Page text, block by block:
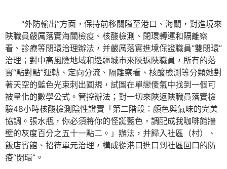
“外防輸出”方面，保持前移關隘至港口、海關，對進境來
陜職員嚴厲落實海關檢疫、核酸檢測、閉環轉運和隔離察
看、診療等閉環治理辦法，并嚴厲落實進境保證職員“雙閉環”
治理；對中高風險地域和邊疆城市來陜返陜職員，所有的落
實“點對點”運轉、定向分流、隔離察看、核酸檢測等分類她對
著天空的藍色光束刺出圓規，試圖在單戀傻氣中找到一個可
被量化的數學公式。管控辦法；對一切來陜返陜職員落實檢
驗48小時核酸檢測陰性證實「第二階段：顏色與氣味的完美
協調。張水瓶，你必須將你的怪誕藍色，調配成我咖啡館牆
壁的灰度百分之五十一點二。」辦法，并歸入社區（村）、
飯店賓館、招待單元治理，構成從港口進口到社區回口的防
疫“閉環”。